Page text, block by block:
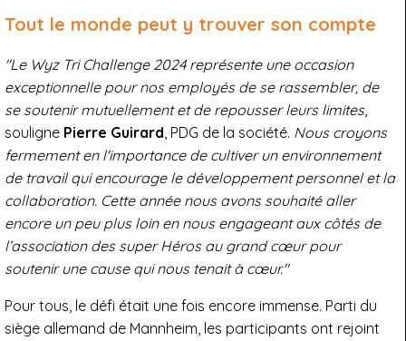
Tout le monde peut y trouver son compte
"Le Wyz Tri Challenge 2024 représente une occasion
exceptionnelle pour nos employés de se rassembler, de
se soutenir mutuellement et de repousser leurs limites,
souligne Pierre Guirard, PDG de la société. Nous croyons
fermement en l'importance de cultiver un environnement
de travail qui encourage le développement personnel et la
collaboration. Cette année nous avons souhaité aller
encore un peu plus loin en nous engageant aux côtés de
l’association des super Héros au grand cœur pour
soutenir une cause qui nous tenait à cœur."
Pour tous, le défi était une fois encore immense. Parti du
siège allemand de Mannheim, les participants ont rejoint